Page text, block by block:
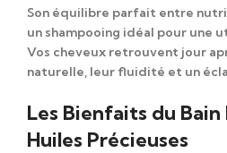
Son équilibre parfait entre
un shampooing idéal pour une
Vos cheveux retrouvent jour
naturelle, leur fluidité et un
Les Bienfaits du
Huiles Précieuses